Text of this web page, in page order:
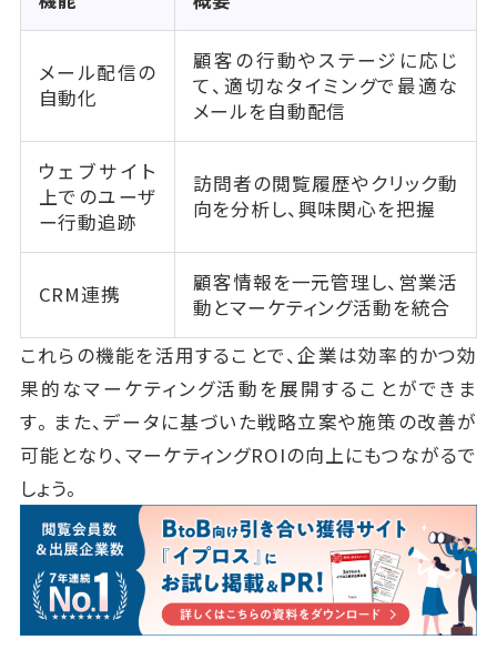
メール配信の
自動化
顧客の行動やステージに応じ
て、適切なタイミングで最適な
メールを自動配信
ウェブサイト
上でのユーザ
ー行動追跡
訪問者の閲覧履歴やクリック動
向を分析し、興味関心を把握
CRM連携
顧客情報を一元管理し、営業活
動とマーケティング活動を統合
これらの機能を活用することで、企業は効率的かつ効
果的なマーケティング活動を展開することができま
す。また、データに基づいた戦略立案や施策の改善が
可能となり、マーケティングROIの向上にもつながるで
しょう。